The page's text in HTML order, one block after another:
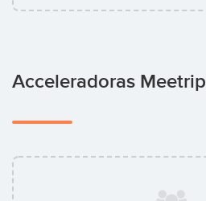
Acceleradoras Meetrip